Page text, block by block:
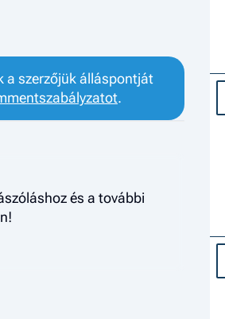
a szerzőjük álláspontját
.
és a további